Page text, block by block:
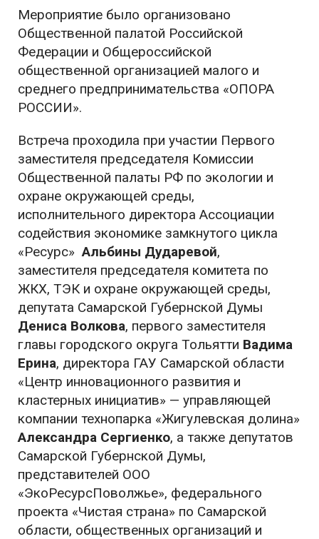
Мероприятие было организовано
Общественной палатой Российской
Федерации и Общероссийской
общественной организацией малого и
среднего предпринимательства «ОПОРА
РОССИИ».
Встреча проходила при участии Первого
заместителя председателя Комиссии
Общественной палаты РФ по экологии и
охране окружающей среды,
исполнительного директора Ассоциации
содействия экономике замкнутого цикла
«Ресурс»Альбины Дударевой,
заместителя председателя комитета по
ЖКХ, ТЭК и охране окружающей среды,
депутата Самарской Губернской Думы
Дениса Волкова, первого заместителя
главы городского округа Тольятти Вадима
Ерина, директора ГАУ Самарской области
«Центр инновационного развития и
кластерных инициатив» — управляющей
компании технопарка «Жигулевская долина»
Александра Сергиенко, а также депутатов
Самарской Губернской Думы,
представителей ООО
«ЭкоРесурсПоволжье», федерального
проекта «Чистая страна» по Самарской
области, общественных организаций и